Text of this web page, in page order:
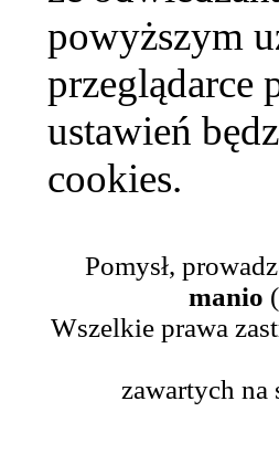
powyższym
przeglądarce
ustawień
cookies.
Pomysł,
manio
Wszelkie prawa
zawartych